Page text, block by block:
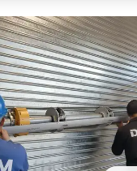
rideau
de-
de rideau
commerce, entrepôt
professionnel à Nantes.